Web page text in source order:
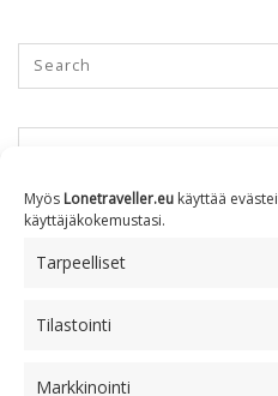
Myös Lonetraveller.eu käyttää
käyttäjäkokemustasi.
Tarpeelliset
Tilastointi
Markkinointi
Kuukausittain